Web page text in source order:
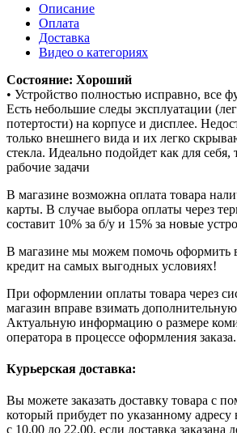
Описание
Оплата
Доставка
Видео о категориях
Состояние: Хороший
• Устройство полностью исправно, все
Есть небольшие следы эксплуатации
потертости) на корпусе и дисплее.
только внешнего вида и их легко
стекла. Идеально подойдет как для
рабочие задачи
В магазине возможна оплата товара
карты. В случае выбора оплаты через
составит 10% за б/у и 15% за новые
В магазине мы можем помочь оформить
кредит на самых выгодных условиях!
При оформлении оплаты товара через
магазин вправе взимать
Актуальную информацию о размере
оператора в процессе оформления заказа.
Курьерская доставка:
Вы можете заказать доставку товара с
который прибудет по указанному
с 10.00 до 22.00, если доставка заказана